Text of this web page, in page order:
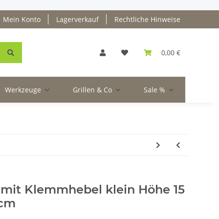
Mein Konto Lagerverkauf Rechtliche Hinweise
0,00 €
Werkzeuge Grillen & Co Sale %
Klemmhebel klein Höhe 15